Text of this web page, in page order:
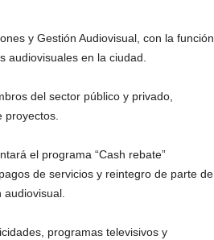
y Gestión Audiovisual, con la función
audiovisuales en la ciudad.
del sector público y privado,
proyectos.
el programa “Cash rebate”
de servicios y reintegro de parte de
audiovisual.
programas televisivos y